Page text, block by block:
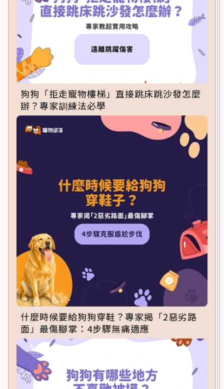
狗狗「拒走寵物樓梯」直接跳床跳沙發怎麼
辦？專家訓練法必學
什麼時候要給狗狗穿鞋？專家揭「2惡劣路
面」最傷腳掌：4步驟無痛適應